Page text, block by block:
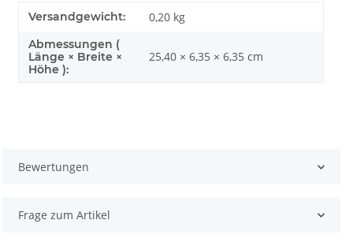
Versandgewicht: 0,20 kg
Abmessungen (
Länge × Breite ×
Höhe ):
25,40 × 6,35 × 6,35 cm
Bewertungen
Frage zum Artikel